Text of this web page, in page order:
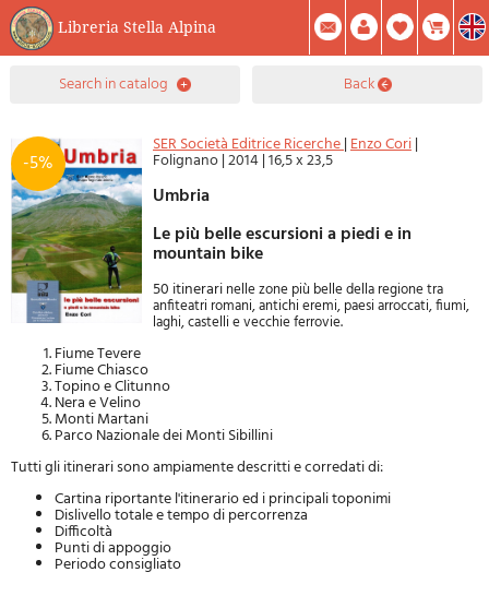
Libreria Stella Alpina
0Item(s) In Your Cart
Summary
Create Account Mod. Password
search in catalog back
-5%
SER Società Editrice Ricerche|Enzo Cori|
Folignano|2014|16,5 x 23,5
Umbria
Le più belle escursioni a piedi e in
mountain bike
50 itinerarinelle zone più belle della regione tra
anfiteatri romani, antichi eremi, paesi arroccati, fiumi,
laghi, castelli e vecchie ferrovie.
Fiume Tevere
Fiume Chiasco
Topino e Clitunno
Nera e Velino
Monti Martani
Parco Nazionale dei Monti Sibillini
Tutti gli itinerari sono ampiamente descritti e corredati di:
Cartina riportante l'itinerario ed i principali toponimi
Dislivello totale e tempo di percorrenza
Difficoltà
Punti di appoggio
Periodo consigliato